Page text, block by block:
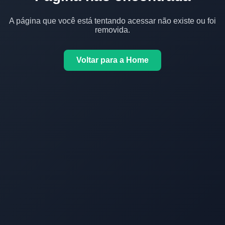
A página que você está tentando acessar não existe ou foi
removida.
Voltar para a Home